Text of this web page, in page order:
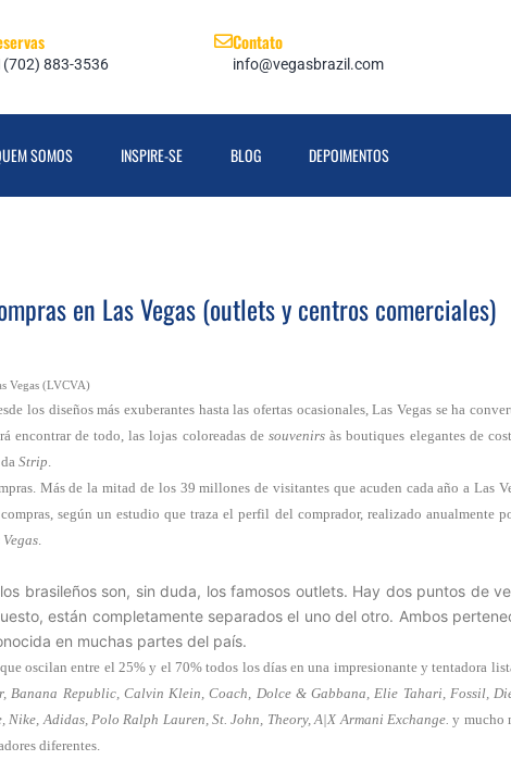
883-3536
Contato
info@vegasbrazil.com
SOMOS INSPIRE-SE BLOG DEPOIMENTOS
en Las Vegas (outlets y centros comerciales)
Vegas (LVCVA)
los diseños más exuberantes hasta las ofertas ocasionales, Las Vegas se ha
encontrar de todo, las lojas coloreadas desouvenirs às boutiques elegantes de
da Strip.
Más de la mitad de los 39 millones de visitantes que acuden cada año a Las
según un estudio que traza el perfil del comprador, realizado anualmente
.
brasileños son, sin duda, los famosos outlets. Hay dos puntos de
están completamente separados el uno del otro. Ambos
en muchas partes del país.
oscilan entre el 25% y el 70% todos los días en una impresionante y tentadora
Banana Republic, Calvin Klein, Coach, Dolce & Gabbana, Elie Tahari, Fossil,
Nike, Adidas, Polo Ralph Lauren, St. John, Theory, A|X Armani Exchange.y mucho
diferentes.